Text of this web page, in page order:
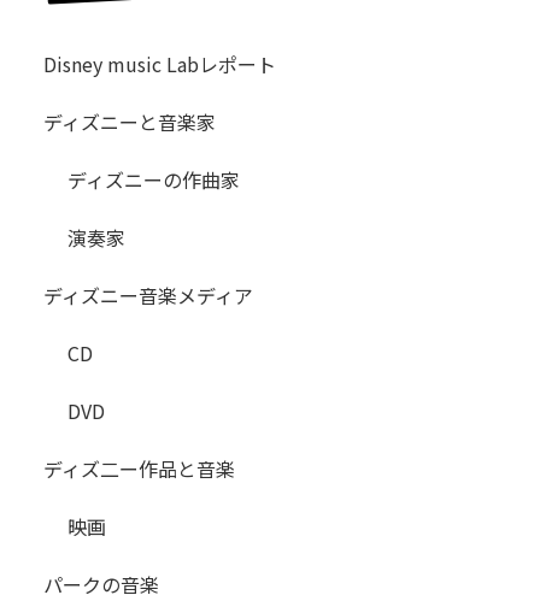
Disney music Labレポート
ディズニーと音楽家
ディズニーの作曲家
演奏家
ディズニー音楽メディア
CD
DVD
ディズ二ー作品と音楽
映画
パークの音楽